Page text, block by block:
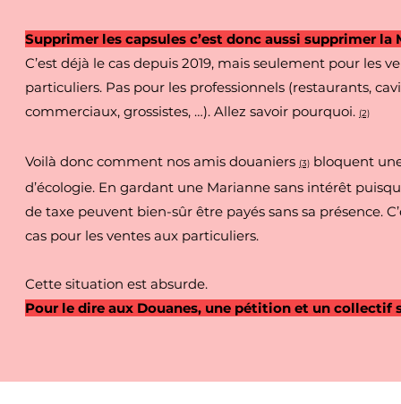
Supprimer les capsules c’est donc aussi supprimer la
C’est déjà le cas depuis 2019, mais seulement pour les
particuliers. Pas pour les professionnels (restaurants,
commerciaux, grossistes, …). Allez savoir pourquoi. (2)
Voilà donc comment nos amis douaniers (3) bloquent
d’écologie. En gardant une Marianne sans intérêt
de taxe peuvent bien-sûr être payés sans sa présence.
cas pour les ventes aux particuliers.
Cette situation est absurde.
Pour le dire aux Douanes, une pétition et un collectif